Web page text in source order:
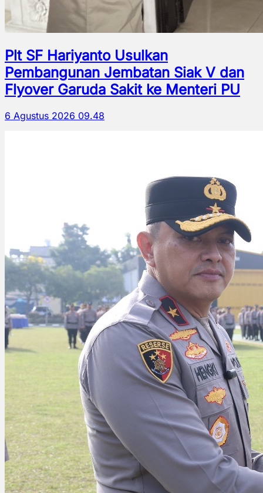
Plt SF Hariyanto Usulkan
Pembangunan Jembatan Siak V dan
Flyover Garuda Sakit ke Menteri PU
6 Agustus 2026 09.48